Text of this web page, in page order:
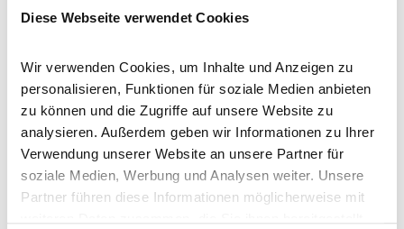
Diese Webseite verwendet Cookies
Wir verwenden Cookies, um Inhalte und Anzeigen zu
personalisieren, Funktionen für soziale Medien anbieten
zu können und die Zugriffe auf unsere Website zu
analysieren. Außerdem geben wir Informationen zu Ihrer
Verwendung unserer Website an unsere Partner für
soziale Medien, Werbung und Analysen weiter. Unsere
Partner führen diese Informationen möglicherweise mit
* Eine gut ausgestattete Küche mit einer praktischen
Die Lage des Objekts ist erstklassig - zentral in Daun
gelegen, sind alle wichtigen Einrichtungen und Geschäfte
des täglichen Bedarfs in unmittelbarer Nähe. Das große
Grundstück bietet zusätzlich Raum für weitere
Gestaltungs- und Nutzungsmöglichkeiten.
Dieses Wohn- & Geschäftshaus bietet eine einmalige
Gelegenheit für Investoren, Gewerbetreibende oder
Familien, die nach einer Immobilie mit viel Potenzial und